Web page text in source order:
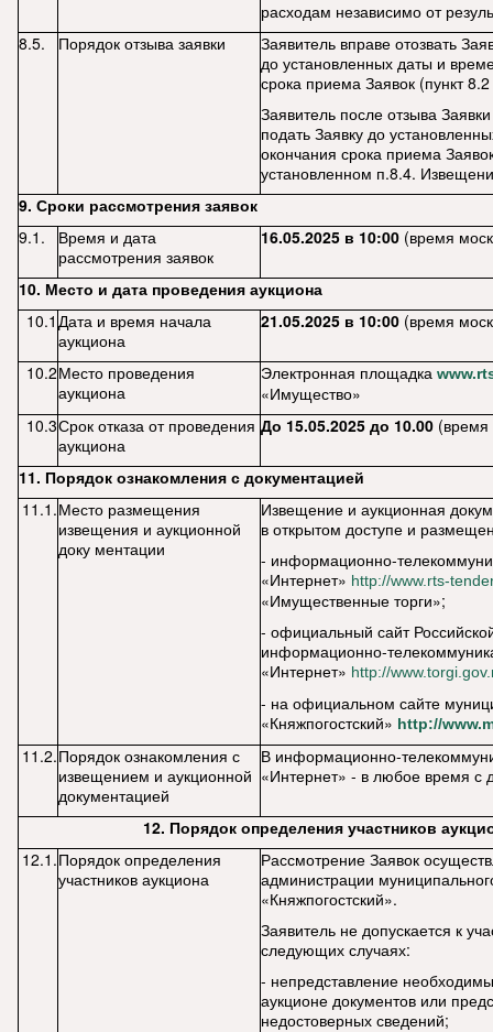
расходам независимо от
8.5.
Порядок отзыва заявки
Заявитель вправе отозвать
до установленных даты и
срока приема Заявок (пункт
Заявитель после отзыва
подать Заявку до
окончания срока приема
установленном п.8.4.
9. Сроки рассмотрения заявок
9.1.
Время и дата
рассмотрения заявок
16.05.2025 в 10:00 (время
10. Место и дата проведения аукциона
10.1 Дата и время начала
аукциона
21.05.2025 в 10:00 (время
10.2Место проведения
аукциона
Электронная площадка www.
«Имущество»
10.3Срок отказа от проведения
аукциона
До 15.05.2025 до 10.00 (время
11. Порядок ознакомления с документацией
11.1.Место размещения
извещения и аукционной
доку ментации
Извещение и аукционная
в открытом доступе и
- информационно-
«Интернет» http://www. rts-tender
«Имущественные торги»;
- официальный сайт
информационно-
«Интернет» http://www.torgi gov.
- на официальном сайте
«Княжпогостский» http://
11.2.Порядок ознакомления с
извещением и аукционной
документацией
В информационно-
«Интернет» - в любое время с
12. Порядок определения участников
12.1.Порядок определения
участников аукциона
Рассмотрение Заявок
администрации
«Княжпогостский».
Заявитель не допускается к
следующих случаях:
- непредставление
аукционе документов или
недостоверных сведений;